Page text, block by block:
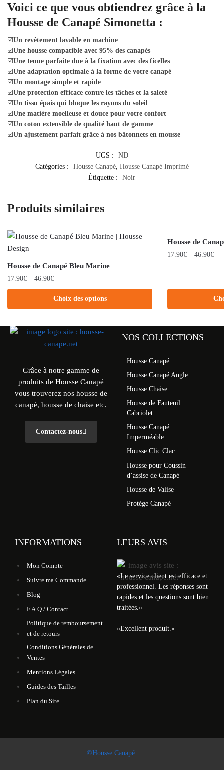
Voici ce que vous obtiendrez grâce à la
Housse de Canapé Simonetta :
☑️Un revêtement lavable en machine
☑️Une housse compatible avec 95% des canapés
☑️Une tenue parfaite due à la fixation avec des ficelles
☑️Une adaptation optimale à la forme de votre canapé
☑️Un montage simple et rapide
☑️Une protection efficace contre les tâches et la saleté
☑️Un tissu épais qui bloque les rayons du soleil
☑️Une matière moelleuse et douce pour votre confort
☑️Un coton extensible de qualité haut de gamme
☑️Un ajustement parfait grâce à nos bâtonnets en mousse
UGS :
ND
Catégories :
Housse Canapé, Housse Canapé Imprimé
Étiquette :
Noir
Produits similaires
Housse de Canapé Bleu Marine
17.90€ – 46.90€
Choix des options
Housse de
17.90€ – 46.90€
Grâce à notre gamme de
produits de Housse Canapé
vous trouverez nos housse de
canapé, housse de chaise etc.
Contactez-nous
NOS COLLECTIONS
Housse Canapé
Housse Canapé Angle
Housse Chaise
Housse de Fauteuil
Cabriolet
Housse Canapé
Imperméable
Housse Clic Clac
Housse pour Coussin
d’assise de Canapé
Housse de Valise
Protège Canapé
INFORMATIONS
Mon Compte
Suivre ma Commande
Blog
F.A.Q / Contact
Politique de remboursement
et de retours
Conditions Générales de
Ventes
Mentions Légales
Guides des Tailles
Plan du Site
LEURS AVIS
«Le service client est efficace et
professionnel. Les réponses sont
rapides et les questions sont bien
traitées.»
«Excellent produit.»
©Housse Canapé.